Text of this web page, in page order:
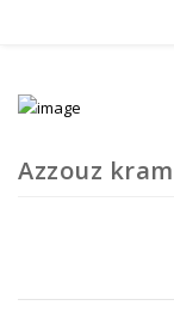
Azzouz